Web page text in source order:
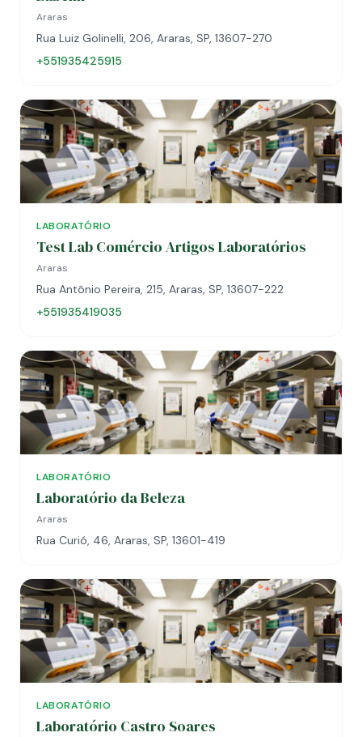
Araras
Rua Luiz Golinelli, 206, Araras, SP, 13607-270
+551935425915
LABORATÓRIO
Test Lab Comércio Artigos Laboratórios
Araras
Rua Antônio Pereira, 215, Araras, SP, 13607-222
+551935419035
LABORATÓRIO
Laboratório da Beleza
Araras
Rua Curió, 46, Araras, SP, 13601-419
LABORATÓRIO
Laboratório Castro Soares